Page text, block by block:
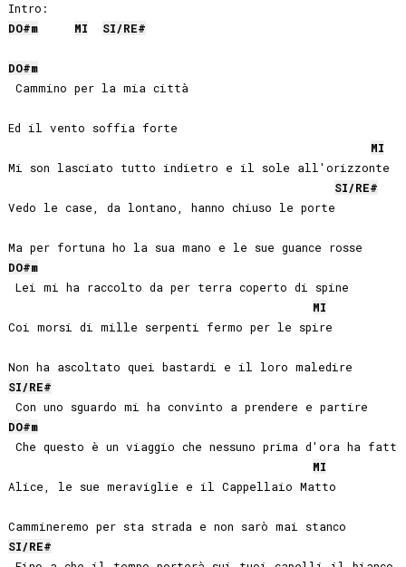
DO#m MI SI/RE#
DO#m
Cammino per la mia città
Ed il vento soffia forte
MI
Mi son lasciato tutto indietro e il sole all'orizzonte
SI/RE#
Vedo le case, da lontano, hanno chiuso le porte
DO#m
Lei mi ha raccolto da per terra coperto di spine
MI
Coi morsi di mille serpenti fermo per le spire
SI/RE#
DO#m
Che questo è un viaggio che nessuno prima d'ora ha fatto
MI
Alice, le sue meraviglie e il Cappellaio Matto
SI/RE#